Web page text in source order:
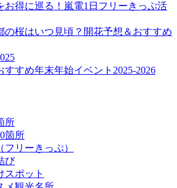
お得に巡る！嵐電1日フリーきっぷ活
の桜はいつ見頃？開花予想＆おすすめ
すすめ年末年始イベント2025-2026
所
箇所
リーきっぷ）
び
スポット